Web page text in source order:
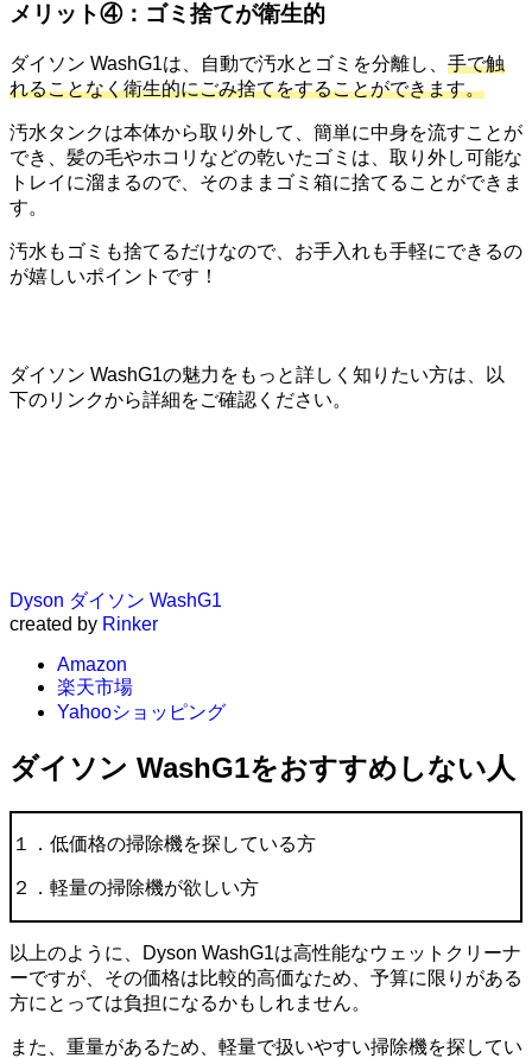
メリット④：ゴミ捨てが衛生的
ダイソン WashG1は、自動で汚水とゴミを分離し、 手で触
れることなく衛生的にごみ捨てをすることができます。
汚水タンクは本体から取り外して、簡単に中身を流すことが
でき、髪の毛やホコリなどの乾いたゴミは、取り外し可能な
トレイに溜まるので、そのままゴミ箱に捨てることができま
す。
汚水もゴミも捨てるだけなので、お手入れも手軽にできるの
が嬉しいポイントです！
ダイソン WashG1の魅力をもっと詳しく知りたい方は、以
下のリンクから詳細をご確認ください。
Dyson ダイソン WashG1
created by Rinker
Amazon
楽天市場
Yahooショッピング
ダイソン WashG1をおすすめしない人
１．低価格の掃除機を探している方
２．軽量の掃除機が欲しい方
以上のように、Dyson WashG1は高性能なウェットクリーナ
ーですが、その価格は比較的高価なため、予算に限りがある
方にとっては負担になるかもしれません。
また、重量があるため、軽量で扱いやすい掃除機を探してい